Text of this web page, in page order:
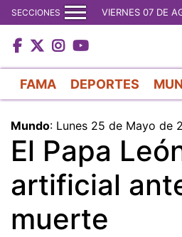
SECCIONES VIERNES 07 DE
FAMA DEPORTES
Mundo: Lunes 25 de Mayo de
El Papa
artificial
muerte